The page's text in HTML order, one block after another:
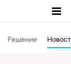
Решение